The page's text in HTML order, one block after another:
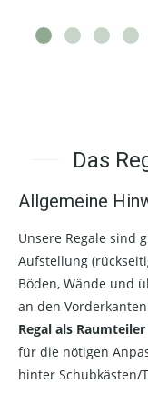
Das
Allgemeine
Unsere Regale sind
Aufstellung
Böden, Wände und
an den
Regal als
für die nötigen
hinter Schubkästen/